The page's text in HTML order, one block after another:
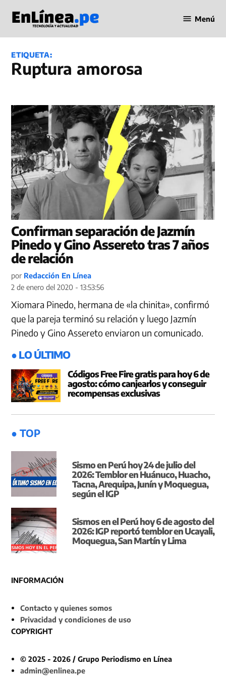
contenido
en Línea
Menú
ETIQUETA:
ruptura amorosa
Confirman separación de Jazmín
Pinedo y Gino Assereto tras 7 años
de relación
por Redacción En Línea
2 de enero del 2020 - 13:53:56
Xiomara Pinedo, hermana de «la chinita», confirmó
que la pareja terminó su relación y luego Jazmín
Pinedo y Gino Assereto enviaron un comunicado.
● LO ÚLTIMO
Códigos Free Fire gratis para hoy 6 de
agosto: cómo canjearlos y conseguir
recompensas exclusivas
● TOP
Sismo en Perú hoy 24 de julio del
2026: Temblor en Huánuco, Huacho,
Tacna, Arequipa, Junín y Moquegua,
según el IGP
Sismos en el Perú hoy 6 de agosto del
2026: IGP reportó temblor en Ucayali,
Moquegua, San Martín y Lima
INFORMACIÓN
Contacto y quienes somos
Privacidad y condiciones de uso
COPYRIGHT
© 2025 - 2026 / Grupo Periodismo en Línea
admin@enlinea.pe